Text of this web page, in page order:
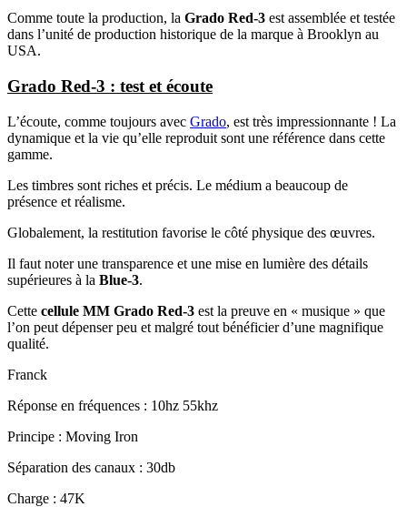
Comme toute la production, la Grado Red-3 est assemblée et testée
dans l’unité de production historique de la marque à Brooklyn au
USA.
Grado Red-3 : test et écoute
L’écoute, comme toujours avec Grado, est très impressionnante ! La
dynamique et la vie qu’elle reproduit sont une référence dans cette
gamme.
Les timbres sont riches et précis. Le médium a beaucoup de
présence et réalisme.
Globalement, la restitution favorise le côté physique des œuvres.
Il faut noter une transparence et une mise en lumière des détails
supérieures à la Blue-3.
Cette cellule MM Grado Red-3 est la preuve en « musique » que
l’on peut dépenser peu et malgré tout bénéficier d’une magnifique
qualité.
Franck
Réponse en fréquences : 10hz 55khz
Principe : Moving Iron
Séparation des canaux : 30db
Charge : 47K